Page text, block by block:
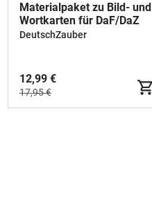
Materialpaket zu Bild- und
Wortkarten für DaF/DaZ
DeutschZauber
12,99 €
17,95 €